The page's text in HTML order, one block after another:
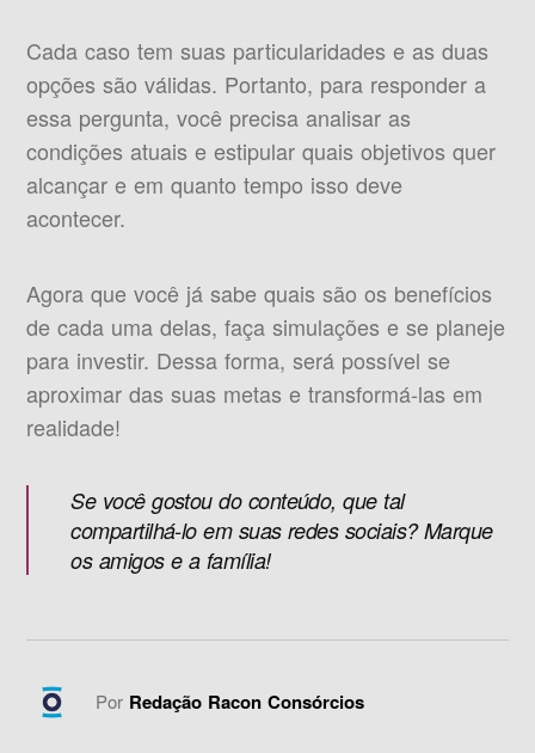
Cada caso tem suas particularidades e as duas
opções são válidas. Portanto, para responder a
essa pergunta, você precisa analisar as
condições atuais e estipular quais objetivos quer
alcançar e em quanto tempo isso deve
acontecer.
Agora que você já sabe quais são os benefícios
de cada uma delas, faça simulações e se planeje
para investir. Dessa forma, será possível se
aproximar das suas metas e transformá-las em
realidade!
Se você gostou do conteúdo, que tal
compartilhá-lo em suas redes sociais? Marque
os amigos e a família!
Por Redação Racon Consórcios